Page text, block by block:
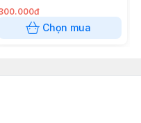
Chọn mua